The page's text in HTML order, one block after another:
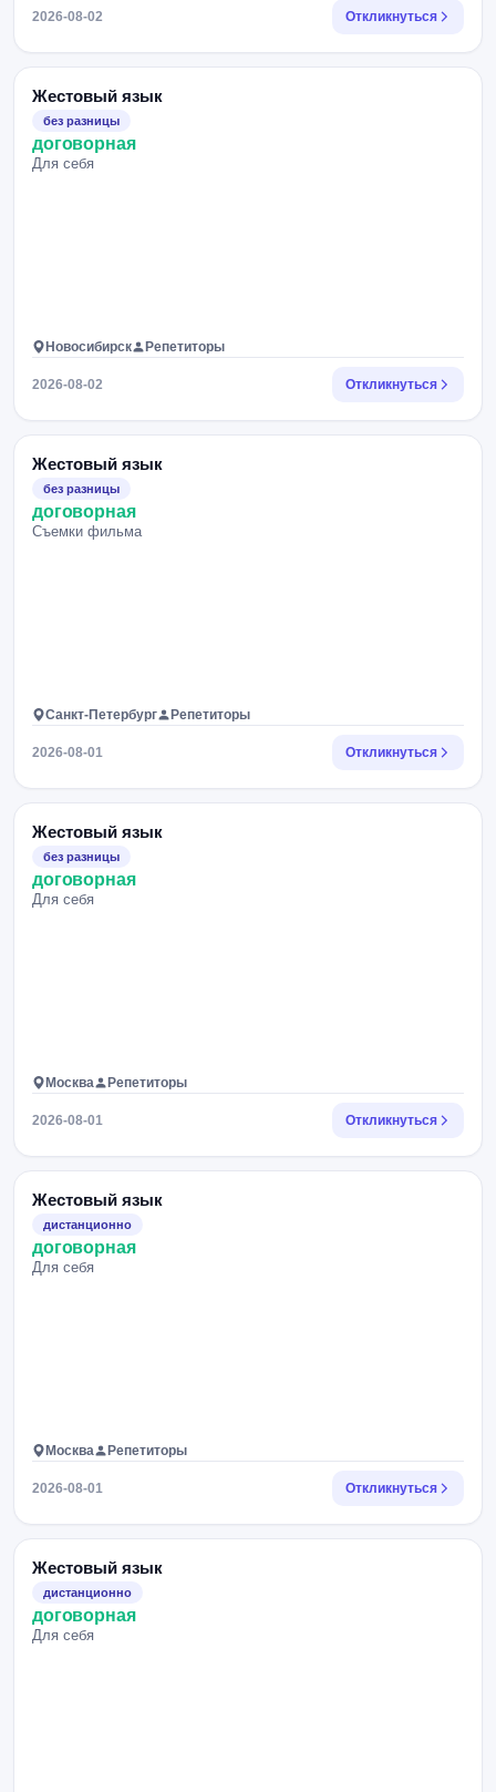
2026-08-02 Откликнуться
Жестовый язык
без разницы
договорная
Для себя
Новосибирск Репетиторы
2026-08-02 Откликнуться
Жестовый язык
без разницы
договорная
Съемки фильма
Санкт-Петербург Репетиторы
2026-08-01 Откликнуться
Жестовый язык
без разницы
договорная
Для себя
Москва Репетиторы
2026-08-01 Откликнуться
Жестовый язык
дистанционно
договорная
Для себя
Москва Репетиторы
2026-08-01 Откликнуться
Жестовый язык
дистанционно
договорная
Для себя